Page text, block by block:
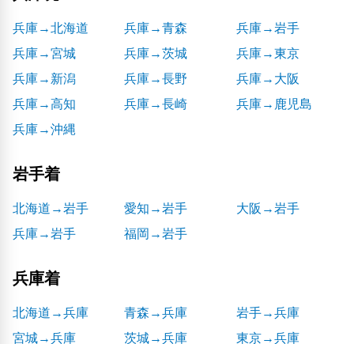
兵庫→北海道 兵庫→青森
兵庫→岩手
兵庫→宮城
兵庫→茨城
兵庫→東京
兵庫→新潟
兵庫→長野
兵庫→大阪
兵庫→高知
兵庫→長崎
兵庫→鹿児島
兵庫→沖縄
岩手着
北海道→岩手 愛知→岩手
大阪→岩手
兵庫→岩手
福岡→岩手
兵庫着
北海道→兵庫 青森→兵庫
岩手→兵庫
宮城→兵庫
茨城→兵庫
東京→兵庫